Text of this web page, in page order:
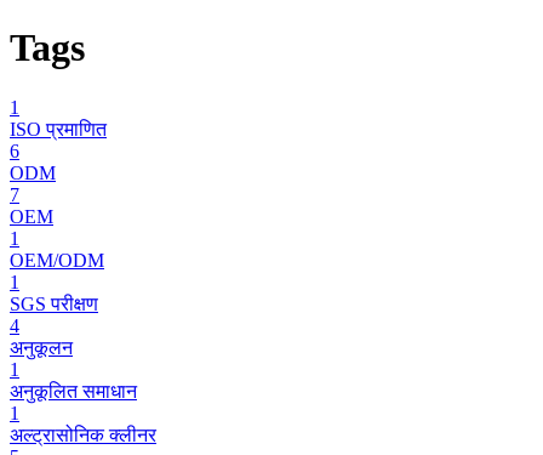
Tags
1
ISO प्रमाणित
6
ODM
7
OEM
1
OEM/ODM
1
SGS परीक्षण
4
अनुकूलन
1
अनुकूलित समाधान
1
अल्ट्रासोनिक क्लीनर